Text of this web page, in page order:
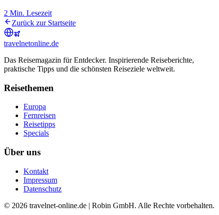
2 Min. Lesezeit
Zurück zur Startseite
travelnetonline.de
Das Reisemagazin für Entdecker. Inspirierende Reiseberichte,
praktische Tipps und die schönsten Reiseziele weltweit.
Reisethemen
Europa
Fernreisen
Reisetipps
Specials
Über uns
Kontakt
Impressum
Datenschutz
© 2026 travelnet-online.de | Robin GmbH. Alle Rechte vorbehalten.